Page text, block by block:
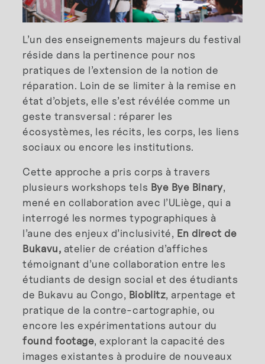
L’un des enseignements majeurs du festival
réside dans la pertinence pour nos
pratiques de l’extension de la notion de
réparation. Loin de se limiter à la remise en
état d’objets, elle s’est révélée comme un
geste transversal : réparer les
écosystèmes, les récits, les corps, les liens
sociaux ou encore les institutions.
Cette approche a pris corps à travers
plusieurs workshops tels Bye Bye Binary,
mené en collaboration avec l’ULiège, qui a
interrogé les normes typographiques à
l’aune des enjeux d’inclusivité, En direct de
Bukavu, atelier de création d’affiches
témoignant d’une collaboration entre les
étudiants de design social et des étudiants
de Bukavu au Congo, Bioblitz, arpentage et
pratique de la contre-cartographie, ou
encore les expérimentations autour du
found footage, explorant la capacité des
images existantes à produire de nouveaux